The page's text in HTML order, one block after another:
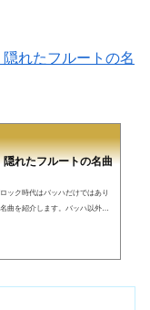
隠れたフルートの名
れたフルートの名曲
ック時代はバッハだけではあり
曲を紹介します。バッハ以外の